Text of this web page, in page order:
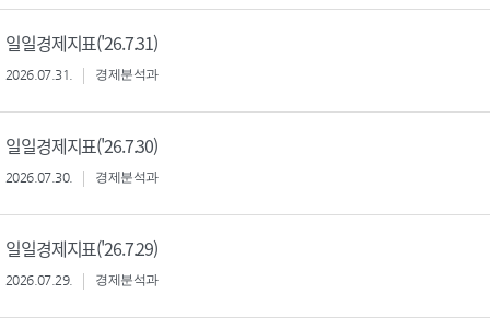
일일경제지표('26.7.31)
2026.07.31. 경제분석과
일일경제지표('26.7.30)
2026.07.30. 경제분석과
일일경제지표('26.7.29)
2026.07.29. 경제분석과